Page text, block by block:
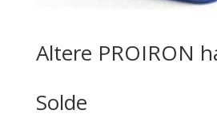
Altere PROIRON
Solde